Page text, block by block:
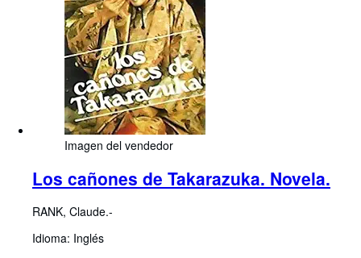
Imagen del vendedor
Los cañones de Takarazuka. Novela.
RANK, Claude.-
Idioma: Inglés